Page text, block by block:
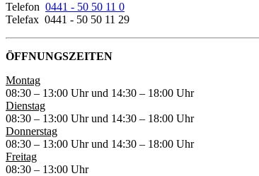
Telefon 0441 - 50 50 11 0
Telefax 0441 - 50 50 11 29
ÖFFNUNGSZEITEN
Montag
08:30 – 13:00 Uhr und 14:30 – 18:00 Uhr
Dienstag
08:30 – 13:00 Uhr und 14:30 – 18:00 Uhr
Donnerstag
08:30 – 13:00 Uhr und 14:30 – 18:00 Uhr
Freitag
08:30 – 13:00 Uhr